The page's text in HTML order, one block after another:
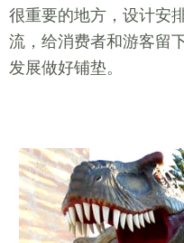
很重要的地方，设计安
流，给消费者和游客留
发展做好铺垫。